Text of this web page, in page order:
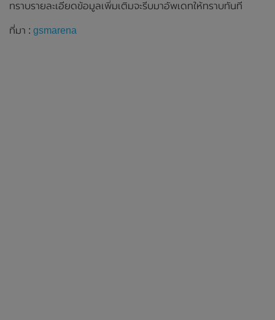
ทราบรายละเอียดข้อมูลเพิ่มเติมจะรีบมาอัพเดทให้ทราบทันที
ที่มา : gsmarena